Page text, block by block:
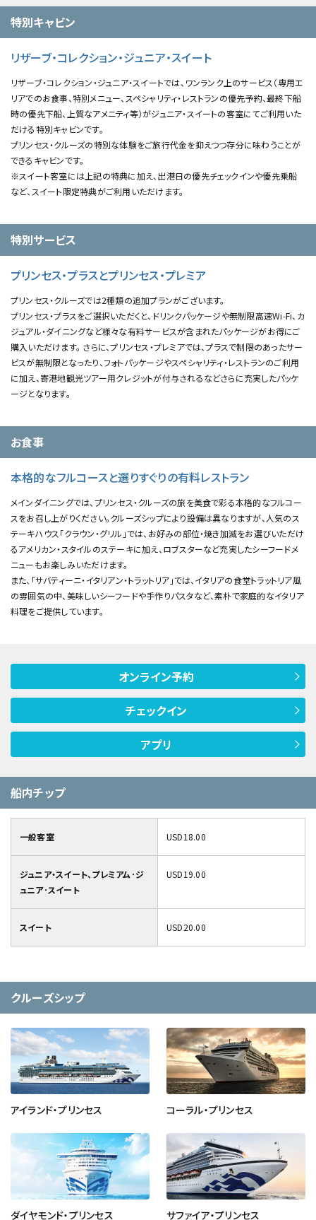
特別キャビン
リザーブ・コレクション・ジュニア・スイート
リザーブ・コレクション・ジュニア・スイートでは、ワンランク上のサービス（専用エ
リアでのお食事、特別メニュー、スペシャリティ・レストランの優先予約、最終下船
時の優先下船、上質なアメニティ等）がジュニア・スイートの客室にてご利用いた
だける特別キャビンです。
プリンセス・クルーズの特別な体験をご旅行代金を抑えつつ存分に味わうことが
できるキャビンです。
※スイート客室には上記の特典に加え、出港日の優先チェックインや優先乗船
など、スイート限定特典がご利用いただけます。
特別サービス
プリンセス・プラスとプリンセス・プレミア
プリンセス・クルーズでは2種類の追加プランがございます。
プリンセス・プラスをご選択いただくと、ドリンクパッケージや無制限高速Wi-Fi、カ
ジュアル・ダイニングなど様々な有料サービスが含まれたパッケージがお得にご
購入いただけます。 さらに、プリンセス・プレミアでは、プラスで制限のあったサー
ビスが無制限となったり、フォトパッケージやスペシャリティ・レストランのご利用
に加え、寄港地観光ツアー用クレジットが付与されるなどさらに充実したパッケ
ージとなります。
お食事
本格的なフルコースと選りすぐりの有料レストラン
メインダイニングでは、プリンセス・クルーズの旅を美食で彩る本格的なフルコー
スをお召し上がりください。クルーズシップにより設備は異なりますが、人気のス
テーキハウス「クラウン・グリル」では、お好みの部位・焼き加減をお選びいただけ
るアメリカン・スタイルのステーキに加え、ロブスターなど充実したシーフードメ
ニューもお楽しみいただけます。
また、「サバティーニ・イタリアン・トラットリア」では、イタリアの食堂トラットリア風
の雰囲気の中、美味しいシーフードや手作りパスタなど、素朴で家庭的なイタリア
料理をご提供しています。
オンライン予約
チェックイン
アプリ
船内チップ
一般客室 USD18.00
ジュニア・スイート、プレミアム･ジ
ュニア･スイート
USD19.00
スイート USD20.00
クルーズシップ
アイランド・プリンセス コーラル・プリンセス
ダイヤモンド・プリンセス サファイア・プリンセス